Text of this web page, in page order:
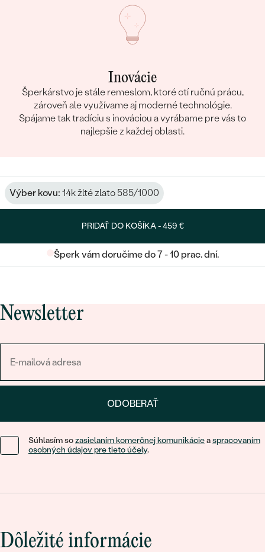
Inovácie
Šperkárstvo je stále remeslom, ktoré ctí ručnú prácu,
zároveň ale využívame aj moderné technológie.
Spájame tak tradíciu s inováciou a vyrábame pre vás to
najlepšie z každej oblasti.
Výber kovu: 14k žlté zlato 585/1000
PRIDAŤ DO KOŠÍKA -459 €
Šperk vám doručíme do 7 - 10 prac. dní.
Newsletter
ODOBERAŤ
Súhlasím sozasielaním komerčnej komunikácieaspracovaním
osobných údajov pre tieto účely.
Dôležité informácie